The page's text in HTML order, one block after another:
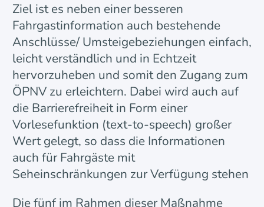
Ziel ist es neben einer besseren
Fahrgastinformation auch bestehende
Anschlüsse/ Umsteigebeziehungen einfach,
leicht verständlich und in Echtzeit
hervorzuheben und somit den Zugang zum
ÖPNV zu erleichtern. Dabei wird auch auf
die Barrierefreiheit in Form einer
Vorlesefunktion (text-to-speech) großer
Wert gelegt, so dass die Informationen
auch für Fahrgäste mit
Seheinschränkungen zur Verfügung stehen
Die fünf im Rahmen dieser Maßnahme